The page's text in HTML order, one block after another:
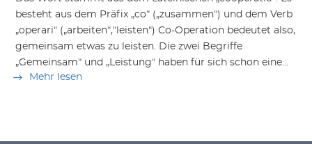
besteht aus dem Präfix „co“ („zusammen“) und dem Verb
„operari“ („arbeiten“,“leisten“) Co-Operation bedeutet also,
gemeinsam etwas zu leisten. Die zwei Begriffe
„Gemeinsam“ und „Leistung“ haben für sich schon eine...
Mehr lesen